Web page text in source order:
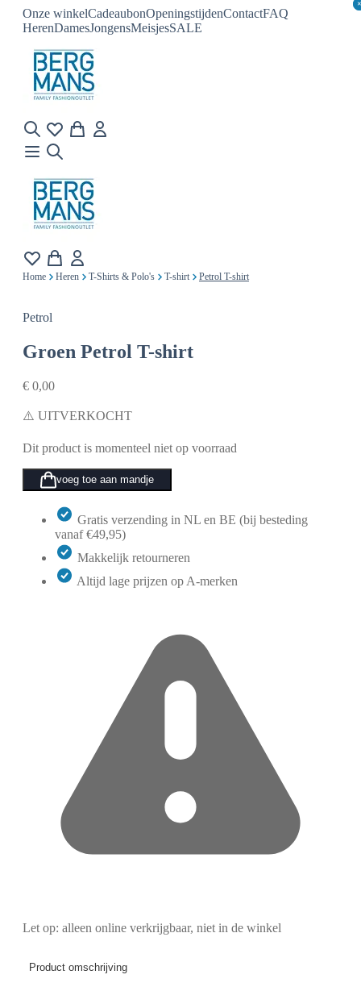
Onze winkelCadeaubonOpeningstijdenContactFAQ
HerenDamesJongensMeisjesSALE
×
×
Home Heren T-Shirts & Polo's T-shirt Petrol T-shirt
Petrol
Groen Petrol T-shirt
€ 0,00
⚠️ UITVERKOCHT
Dit product is momenteel niet op voorraad
voeg toe aan mandje
Gratis verzending in NL en BE (bij besteding
vanaf €49,95)
Makkelijk retourneren
Altijd lage prijzen op A-merken
Let op: alleen online verkrijgbaar, niet in de winkel
Product omschrijving